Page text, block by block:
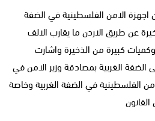
اجهزة الامن الفلسطينية في الضفة
عن طريق الاردن ما يقارب الالف
كبيرة من الذخيرة واشارت
الضفة الغربية بمصادقة وزير الامن في
الفلسطينية في الضفة الغربية وخاصة